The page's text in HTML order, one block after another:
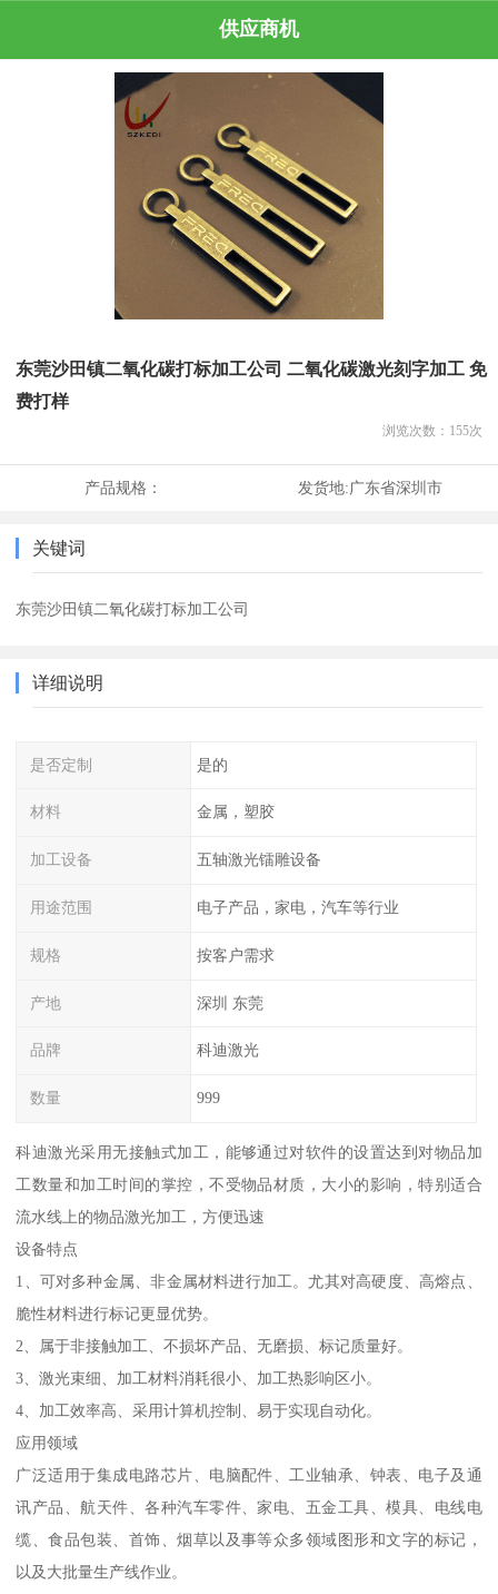
供应商机
东莞沙田镇二氧化碳打标加工公司 二氧化碳激光刻字加工 免
费打样
浏览次数： 155次
产品规格： 发货地:广东省深圳市
关键词
东莞沙田镇二氧化碳打标加工公司
详细说明
是否定制 是的
材料 金属，塑胶
加工设备 五轴激光镭雕设备
用途范围 电子产品，家电，汽车等行业
规格 按客户需求
产地 深圳 东莞
品牌 科迪激光
数量 999
科迪激光采用无接触式加工，能够通过对软件的设置达到对物品加
工数量和加工时间的掌控，不受物品材质，大小的影响，特别适合
流水线上的物品激光加工，方便迅速
设备特点
1、可对多种金属、非金属材料进行加工。尤其对高硬度、高熔点、
脆性材料进行标记更显优势。
2、属于非接触加工、不损坏产品、无磨损、标记质量好。
3、激光束细、加工材料消耗很小、加工热影响区小。
4、加工效率高、采用计算机控制、易于实现自动化。
应用领域
广泛适用于集成电路芯片、电脑配件、工业轴承、钟表、电子及通
讯产品、航天件、各种汽车零件、家电、五金工具、模具、电线电
缆、食品包装、首饰、烟草以及事等众多领域图形和文字的标记，
以及大批量生产线作业。